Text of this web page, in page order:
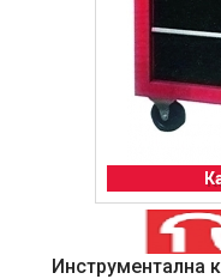
Инструментална